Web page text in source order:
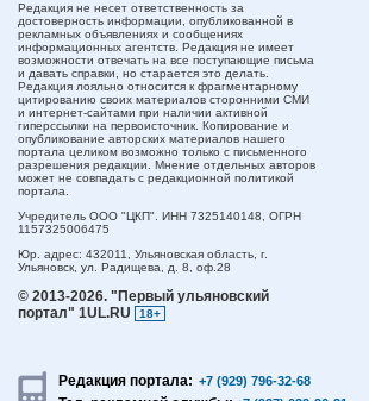
Редакция не несет ответственность за
достоверность информации, опубликованной в
рекламных объявлениях и сообщениях
информационных агентств. Редакция не имеет
возможности отвечать на все поступающие письма
и давать справки, но старается это делать.
Редакция лояльно относится к фрагментарному
цитированию своих материалов сторонними СМИ
и интернет-сайтами при наличии активной
гиперссылки на первоисточник. Копирование и
опубликование авторских материалов нашего
портала целиком возможно только с письменного
разрешения редакции. Мнение отдельных авторов
может не совпадать с редакционной политикой
портала.
Учредитель ООО "ЦКП". ИНН 7325140148, ОГРН
1157325006475
Юр. адрес: 432011, Ульяновская область, г.
Ульяновск, ул. Радищева, д. 8, оф.28
© 2013-2026. "Первый ульяновский
портал" 1UL.RU
18+
Редакция портала: +7 (929) 796-32-68